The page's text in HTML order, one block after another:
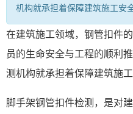
机构就承担着保障建筑施工安
在建筑施工领域，钢管扣件
员的生命安全与工程的顺利
测机构就承担着保障建筑施
脚手架钢管扣件检测，是对